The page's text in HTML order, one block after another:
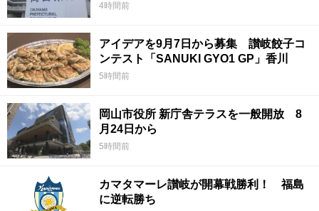
4時間前
アイデアを9月7日から募集 讃岐餃子コ
ンテスト「SANUKI GYO1 GP」香川
5時間前
岡山市役所 新庁舎テラスを一般開放 8
月24日から
5時間前
カマタマーレ讃岐が開幕戦勝利！ 福島
に逆転勝ち